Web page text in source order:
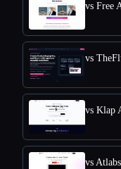
vs Klap
vs